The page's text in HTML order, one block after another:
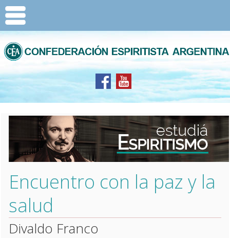
Encuentro con la paz y la
salud
Divaldo Franco